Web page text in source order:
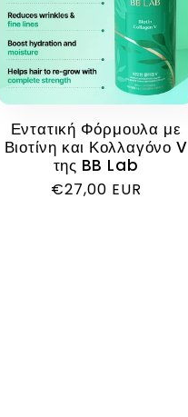
Εντατική Φόρμουλα με
Βιοτίνη και Κολλαγόνο V
της BB Lab
Κανονική
€27,00 EUR